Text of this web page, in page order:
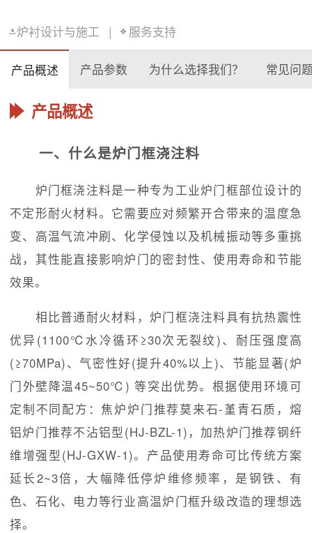
炉衬设计与施工 | 服务支持
产品概述 产品参数 为什么选择我们？ 常见问
产品概述
一、什么是炉门框浇注料
炉门框浇注料是一种专为工业炉门框部位设计的
不定形耐火材料。它需要应对频繁开合带来的温度急
变、高温气流冲刷、化学侵蚀以及机械振动等多重挑
战，其性能直接影响炉门的密封性、使用寿命和节能
效果。
相比普通耐火材料，炉门框浇注料具有抗热震性
优异(1100℃水冷循环≥30次无裂纹)、耐压强度高
(≥70MPa)、气密性好(提升40%以上)、节能显著(炉
门外壁降温45~50℃) 等突出优势。根据使用环境可
定制不同配方：焦炉炉门推荐莫来石-堇青石质，熔
铝炉门推荐不沾铝型(HJ-BZL-1)，加热炉门推荐钢纤
维增强型(HJ-GXW-1)。产品使用寿命可比传统方案
延长2~3倍，大幅降低停炉维修频率，是钢铁、有
色、石化、电力等行业高温炉门框升级改造的理想选
择。